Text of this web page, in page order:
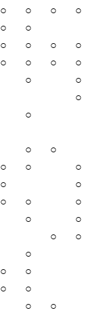
○ ○ ○
○
○
○
○ ○ ○
○
○ ○ ○ ○
○
○
○
○
○ ○
○ ○
○
○
○
○ ○
○
○
○
○
○
○
○
○
○
○
○ ○